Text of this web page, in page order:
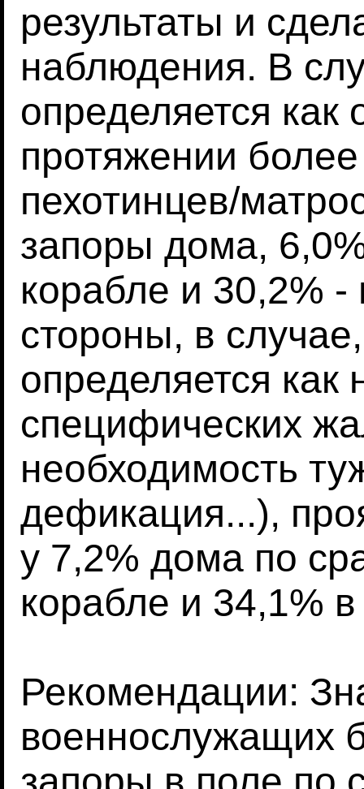
результаты и
наблюдения. В
определяется как
протяжении
пехотинцев/
запоры дома,
корабле и 30,2% -
стороны, в
определяется как
специфических
необходимость
дефикация...),
у 7,2% дома по
корабле и 34,1%
Рекомендации:
военнослужащих